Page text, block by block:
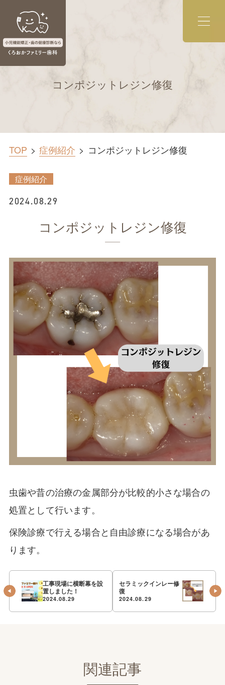
コンポジットレジン修復
TOP 症例紹介 コンポジットレジン修復
症例紹介
2024.08.29
コンポジットレジン修復
虫歯や昔の治療の金属部分が比較的小さな場合の
処置として行います。
保険診療で行える場合と自由診療になる場合があ
ります。
工事現場に横断幕を設
置しました！
2024.08.29
セラミックインレー修
復
2024.08.29
関連記事